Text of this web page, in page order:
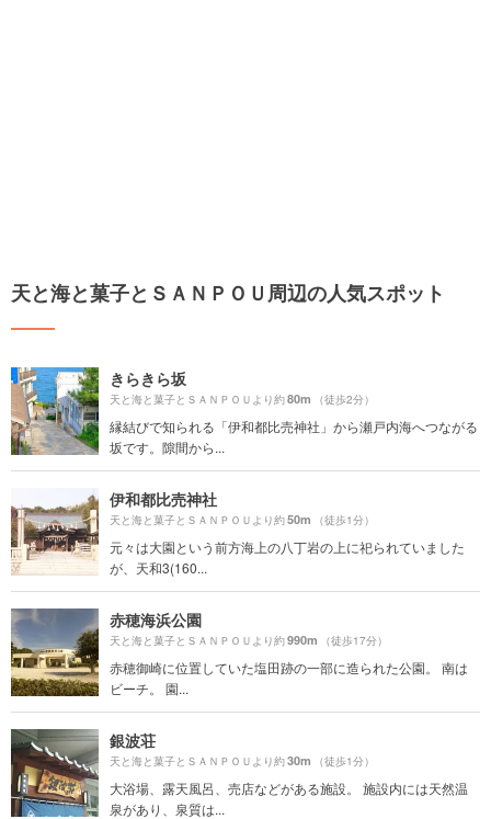
天と海と菓子とＳＡＮＰＯＵ周辺の人気スポット
きらきら坂
天と海と菓子とＳＡＮＰＯＵより約80m （徒歩2分）
縁結びで知られる「伊和都比売神社」から瀬戸内海へつながる
坂です。隙間から...
伊和都比売神社
天と海と菓子とＳＡＮＰＯＵより約50m （徒歩1分）
元々は大園という前方海上の八丁岩の上に祀られていました
が、天和3(160...
赤穂海浜公園
天と海と菓子とＳＡＮＰＯＵより約990m （徒歩17分）
赤穂御崎に位置していた塩田跡の一部に造られた公園。 南は
ビーチ。 園...
銀波荘
天と海と菓子とＳＡＮＰＯＵより約30m （徒歩1分）
大浴場、露天風呂、売店などがある施設。 施設内には天然温
泉があり、泉質は...